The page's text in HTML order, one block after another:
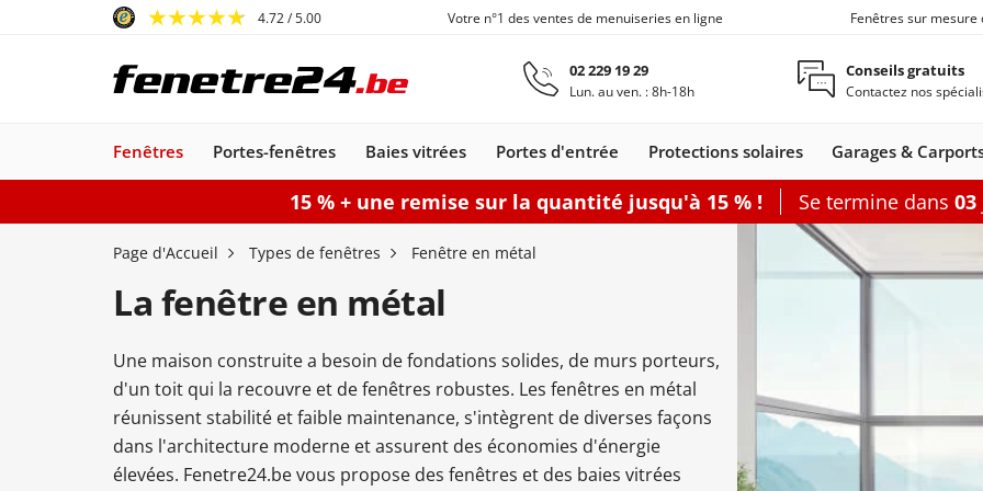
Aller au contenu principal
4.72/ 5.00 Votre n°1 des ventes de menuiseries en ligne Fenêtres sur mesure
02 229 19 29
Lun. au ven. : 8h-18h
Conseils gratuits
Contactez nos
Fenêtres
Fenêtres
PVC
Fenêtres
PVC-Alu
Fenêtres
Bois
Fenêtres
Bois-Alu
Fenêtres Alu
Configurer une fenêtre
Fenêtres de toit
Fenêtres de toit
Configurer
Fenêtre coulissante
Configurer
Portes-fenêtres
Portes-fenêtres
PVC
Portes-fenêtres
PVC-Alu
Portes-fenêtres
Bois
Portes-fenêtres
Bois-Alu
Portes-fenêtres Alu
Configurer une porte-fenêtre
Accessoires
Baies vitrées
Baie oscillo-coulissante Smart-Slide Baie accordéon
Baie soulevante-
coulissante
Configurer une baie vitrée
Options
Baie vitrée 2
Portes d'entrée
Portes d'entrée
PVC
Portes d'entrée
Acier-Alu
Portes d'entrée
Alu
Portes d'entrée
Bois
Configurer une porte d'entrée
Portes de service
Portes de
service Acier
service
Bois
PVC
Configurer une porte de service
Protections solaires
Volets battants
Configurer
Volets
roulants
Configurer
Brise-soleil
orientables
Configurer
Stores
bannes
Configurer
Stores enrouleurs
extérieurs
Configurer Configurer
Garages &
Portes de garage
sectionnelles
Configurer
Portes de garage
enroulables
Configurer
Carports
Carports
adossés
Carports
autoportants
Configurer
Portillons Portails battants Portails coulissants
Configurer un portail
Clôtures
Clôtures alu
Configurer Configurer
15 % + une remise sur la quantité jusqu'à 15 % ! Se termine dans 03
Page d'Accueil Types de fenêtres Fenêtre en métal
La fenêtre en métal
Une maison construite a besoin de fondations solides, de murs porteurs,
d'un toit qui la recouvre et de fenêtres robustes. Les fenêtres en métal
réunissent stabilité et faible maintenance, s'intègrent de diverses façons
dans l'architecture moderne et assurent des économies d'énergie
élevées. Fenetre24.be vous propose des fenêtres et des baies vitrées